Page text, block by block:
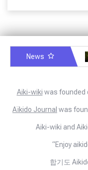
News
Aiki-wiki was founded
Aïkido Journal was
Aiki-wiki and
“Enjoy